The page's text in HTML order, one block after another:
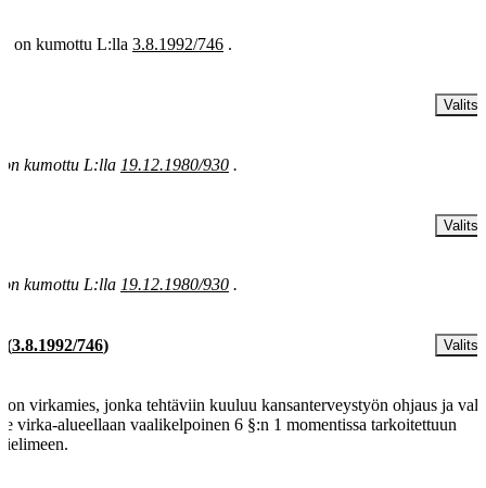
on kumottu L:lla 3.8.1992/746 .
kumottu L:lla 19.12.1980/930 .
kumottu L:lla 19.12.1980/930 .
(3.8.1992/746)
virkamies, jonka tehtäviin kuuluu kansanterveystyön ohjaus ja
virka-alueellaan vaalikelpoinen 6 §:n 1 momentissa tarkoitettuun